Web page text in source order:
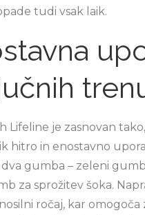
tudi vsak laik.
Lifeline je zasnovan
hitro in enostavno
dva gumba – zeleni
za sprožitev šoka.
ročaj, kar omogoča